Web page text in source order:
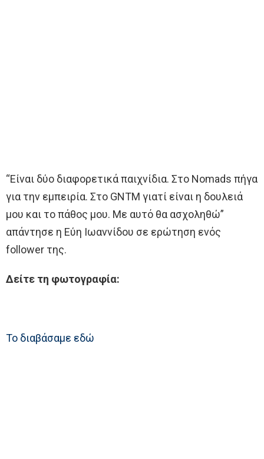
“Είναι δύο διαφορετικά παιχνίδια. Στο Nomads πήγα
για την εμπειρία. Στο GNTM γιατί είναι η δουλειά
μου και το πάθος μου. Με αυτό θα ασχοληθώ”
απάντησε η Εύη Ιωαννίδου σε ερώτηση ενός
follower της.
Δείτε τη φωτογραφία:
Το διαβάσαμε εδώ